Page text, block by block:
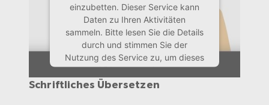
einzubetten. Dieser Service kann
Daten zu Ihren Aktivitäten
sammeln. Bitte lesen Sie die Details
durch und stimmen Sie der
Nutzung des Service zu, um dieses
Video anzusehen.
Schriftliches Übersetzen